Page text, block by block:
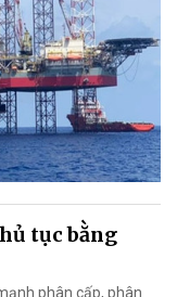
tục bằng
phân cấp, phân